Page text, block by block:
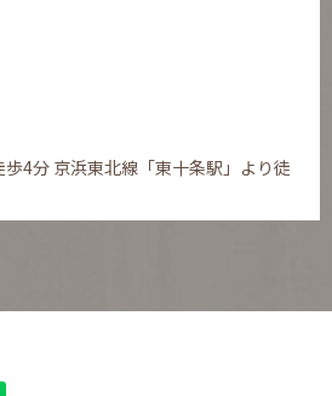
4分 京浜東北線「東十条駅」より徒